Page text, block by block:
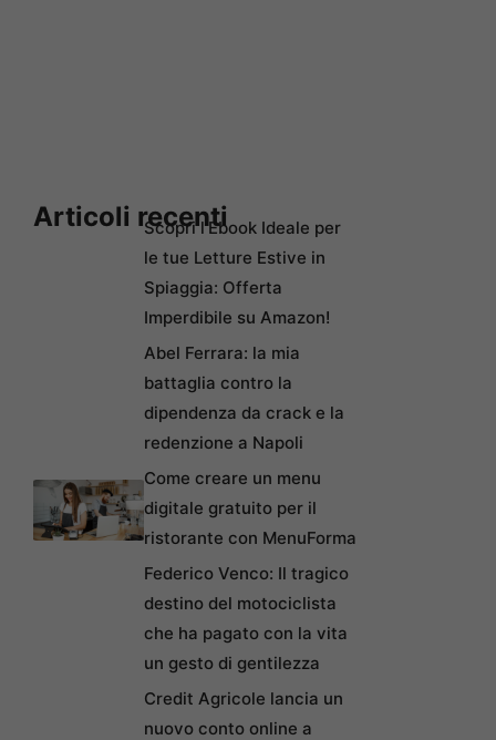
Articoli recentiScopri l’Ebook Ideale per
le tue Letture Estive in
Spiaggia: Offerta
Imperdibile su Amazon!
Abel Ferrara: la mia
battaglia contro la
dipendenza da crack e la
redenzione a Napoli
Come creare un menu
digitale gratuito per il
ristorante con MenuForma
Federico Venco: Il tragico
destino del motociclista
che ha pagato con la vita
un gesto di gentilezza
Credit Agricole lancia un
nuovo conto online a